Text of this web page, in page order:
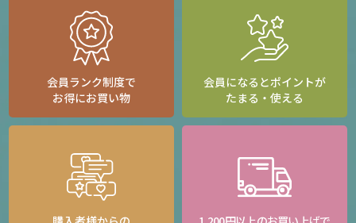
会員ランク制度で
お得にお買い物
会員になるとポイントが
たまる・使える